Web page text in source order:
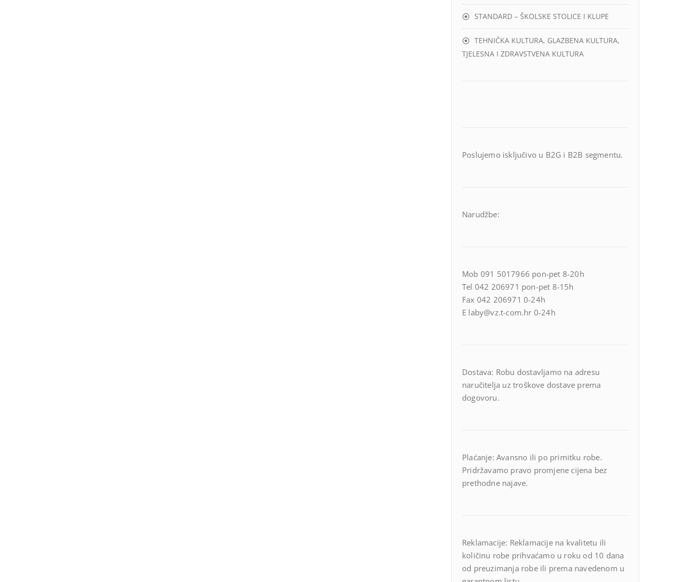
STANDARD – ŠKOLSKE STOLICE I KLUPE
TEHNIČKA KULTURA, GLAZBENA KULTURA,
TJELESNA I ZDRAVSTVENA KULTURA
Poslujemo isključivo u B2G i B2B segmentu.
Narudžbe:
Mob 091 5017966 pon-pet 8-20h
Tel 042 206971 pon-pet 8-15h
Fax 042 206971 0-24h
E laby@vz.t-com.hr 0-24h
Dostava: Robu dostavljamo na adresu
naručitelja uz troškove dostave prema
dogovoru.
Plaćanje: Avansno ili po primitku robe.
Pridržavamo pravo promjene cijena bez
prethodne najave.
Reklamacije: Reklamacije na kvalitetu ili
količinu robe prihvaćamo u roku od 10 dana
od preuzimanja robe ili prema navedenom u